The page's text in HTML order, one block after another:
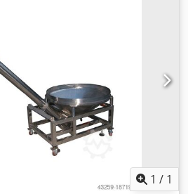
1 / 1